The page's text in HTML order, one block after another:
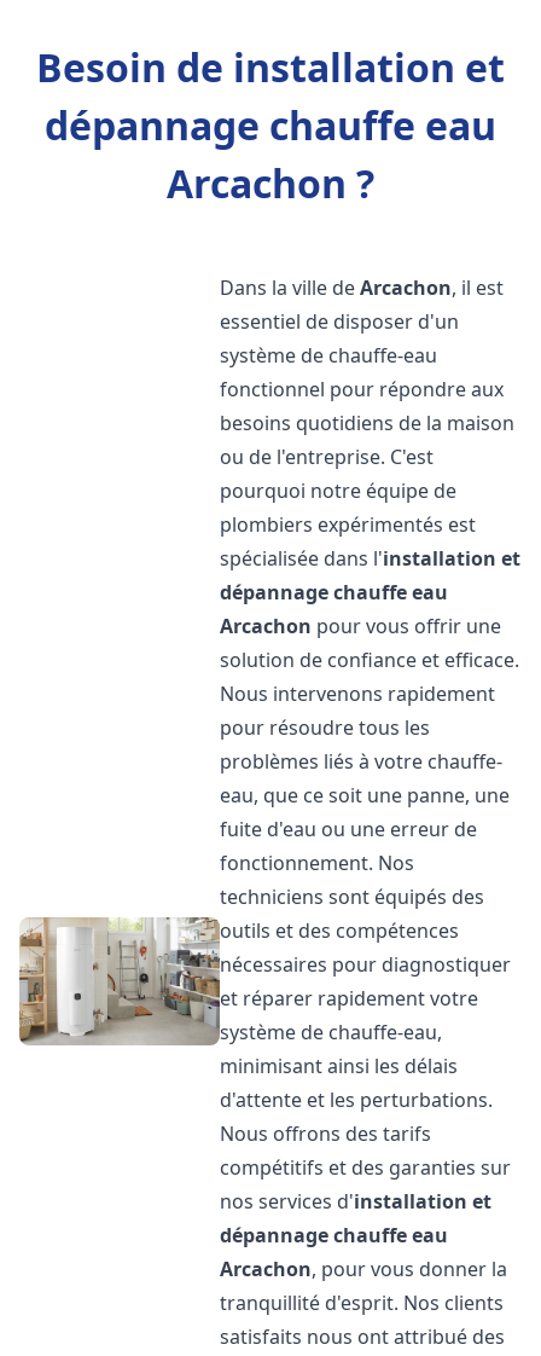
Besoin de installation et
dépannage chauffe eau
Arcachon ?
Dans la ville deArcachon, il est
essentiel de disposer d'un
système de chauffe-eau
fonctionnel pour répondre aux
besoins quotidiens de la maison
ou de l'entreprise. C'est
pourquoi notre équipe de
plombiers expérimentés est
spécialisée dans l'installation et
dépannage chauffe eau
Arcachon pour vous offrir une
solution de confiance et efficace.
Nous intervenons rapidement
pour résoudre tous les
problèmes liés à votre chauffe-
eau, que ce soit une panne, une
fuite d'eau ou une erreur de
fonctionnement. Nos
techniciens sont équipés des
outils et des compétences
nécessaires pour diagnostiquer
et réparer rapidement votre
système de chauffe-eau,
minimisant ainsi les délais
d'attente et les perturbations.
Nous offrons des tarifs
compétitifs et des garanties sur
nos services d'installation et
dépannage chauffe eau
Arcachon, pour vous donner la
tranquillité d'esprit. Nos clients
satisfaits nous ont attribué des